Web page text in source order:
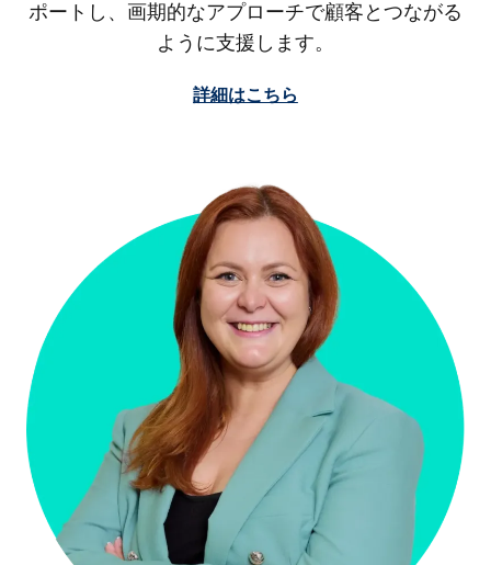
ポートし、画期的なアプローチで顧客とつながる
ように支援します。
詳細はこちら